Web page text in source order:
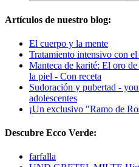
Artículos de nuestro blog:
El cuerpo y la mente
Tratamiento intensivo con
Manteca de karité: El oro
la piel - Con receta
Sudoración y pubertad -
adolescentes
¡Un exclusivo "Ramo de
Descubre Ecco Verde:
farfalla